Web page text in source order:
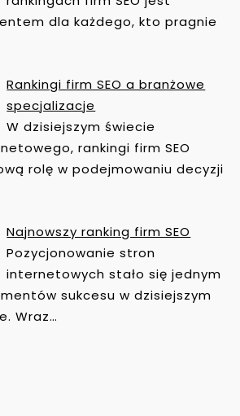
dla każdego, kto pragnie
Rankingi firm SEO a branżowe
specjalizacje
W dzisiejszym świecie
rankingi firm SEO
rolę w podejmowaniu decyzji
Najnowszy ranking firm SEO
Pozycjonowanie stron
internetowych stało się jednym
sukcesu w dzisiejszym
Wraz…